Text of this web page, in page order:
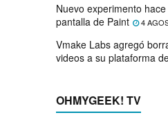
Nuevo experimento hace
pantalla de Paint
4
Vmake Labs agregó
videos a su plataforma
OHMYGEEK! TV